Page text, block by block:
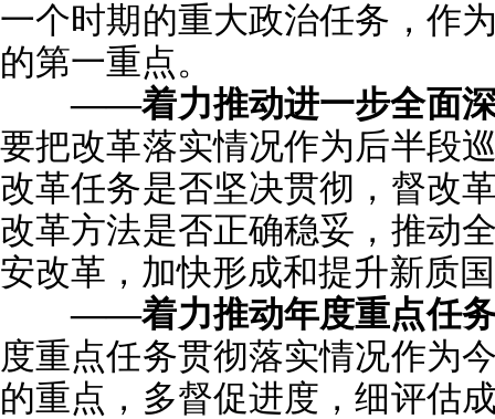
一个时期的重大政治任务，作
的第一重点。
——着力推动进一步全面
要把改革落实情况作为后半段
改革任务是否坚决贯彻，督改
改革方法是否正确稳妥，推动
安改革，加快形成和提升新质
——着力推动年度重点任
度重点任务贯彻落实情况作为
的重点，多督促进度，细评估